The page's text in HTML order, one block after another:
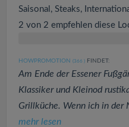
Saisonal, Steaks,
2 von 2 empfehlen diese
HOWPROMOTION (366 ) FINDET:
Am Ende der Essener
Klassiker und Kleinod
Grillküche. Wenn ich in der
mehr lesen